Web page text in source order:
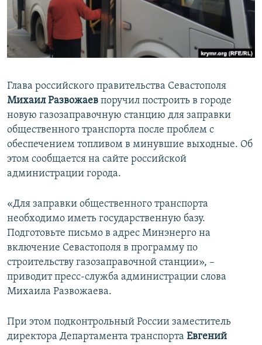
ПОБЕДИТЕЛЕЙ НЕ СУДЯТ?
КРЫМ.НЕПОКОРЕННЫЙ
ELIFBE
ПРИСОЕДИНЯЙТЕСЬ!
Все сайты RFE/RL
Глава российского правительства Севастополя
Михаил Развожаев поручил построить в городе
новую газозаправочную станцию для заправки
общественного транспорта после проблем с
обеспечением топливом в минувшие выходные. Об
этом сообщается на сайте российской
администрации города.
«Для заправки общественного транспорта
необходимо иметь государственную базу.
Подготовьте письмо в адрес Минэнерго на
включение Севастополя в программу по
строительству газозаправочной станции», –
приводит пресс-служба администрации слова
Михаила Развожаева.
При этом подконтрольный России заместитель
директора Департамента транспорта Евгений